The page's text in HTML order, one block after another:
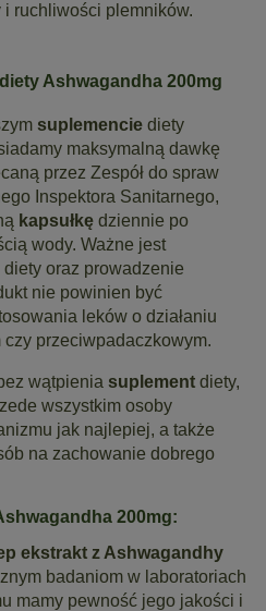
ruchliwości plemników.
Ashwagandha 200mg
suplemencie diety
maksymalną dawkę
przez Zespół do spraw
Inspektora Sanitarnego,
kapsułkę dziennie po
wody. Ważne jest
oraz prowadzenie
nie powinien być
leków o działaniu
przeciwpadaczkowym.
wątpienia suplement diety,
wszystkim osoby
jak najlepiej, a także
na zachowanie dobrego
200mg:
ekstrakt z Ashwagandhy
badaniom w laboratoriach
mamy pewność jego jakości i